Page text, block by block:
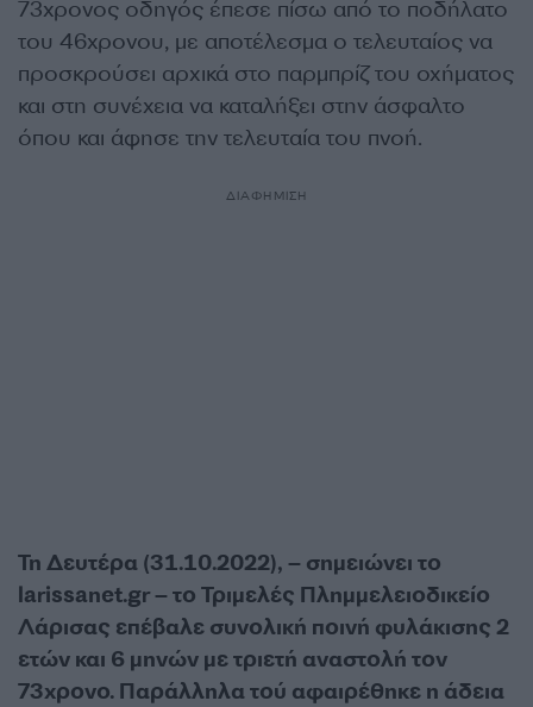
73χρονος οδηγός έπεσε πίσω από το ποδήλατο
του 46χρονου, με αποτέλεσμα ο τελευταίος να
προσκρούσει αρχικά στο παρμπρίζ του οχήματος
και στη συνέχεια να καταλήξει στην άσφαλτο
όπου και άφησε την τελευταία του πνοή.
ΔΙΑΦΗΜΙΣΗ
Τη Δευτέρα (31.10.2022), – σημειώνει το
larissanet.gr – το Τριμελές Πλημμελειοδικείο
Λάρισας επέβαλε συνολική ποινή φυλάκισης 2
ετών και 6 μηνών με τριετή αναστολή τον
73χρονο. Παράλληλα τού αφαιρέθηκε η άδεια